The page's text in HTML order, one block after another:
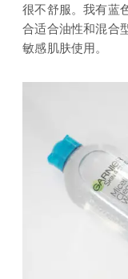
很不舒服。我有蓝
合适合油性和混合
敏感肌肤使用。